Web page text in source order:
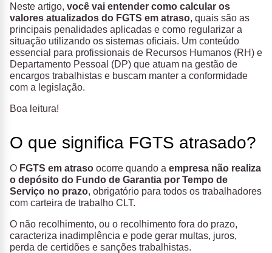
Neste artigo, você vai entender como calcular os
valores atualizados do FGTS em atraso, quais são as
principais penalidades aplicadas e como regularizar a
situação utilizando os sistemas oficiais. Um conteúdo
essencial para profissionais de Recursos Humanos (RH) e
Departamento Pessoal (DP) que atuam na gestão de
encargos trabalhistas e buscam manter a conformidade
com a legislação.
Boa leitura!
O que significa FGTS atrasado?
O FGTS em atraso ocorre quando a empresa não realiza
o depósito do Fundo de Garantia por Tempo de
Serviço no prazo, obrigatório para todos os trabalhadores
com carteira de trabalho CLT.
O não recolhimento, ou o recolhimento fora do prazo,
caracteriza inadimplência e pode gerar multas, juros,
perda de certidões e sanções trabalhistas.